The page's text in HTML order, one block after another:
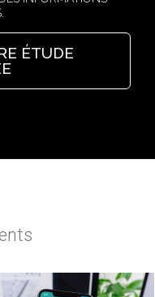
ÉTUDE